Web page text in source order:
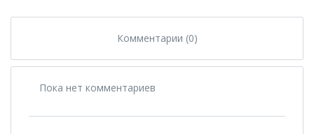
Комментарии (0)
Пока нет комментариев